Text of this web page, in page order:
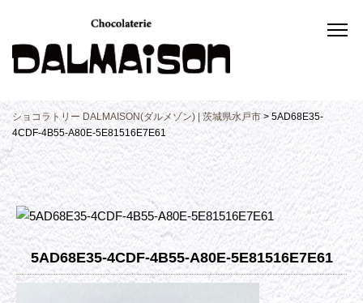
ショコラトリー DALMAISON(ダルメゾン) | 茨城県水戸市>5AD68E35-
4CDF-4B55-A80E-5E81516E7E61
5AD68E35-4CDF-4B55-A80E-5E81516E7E61